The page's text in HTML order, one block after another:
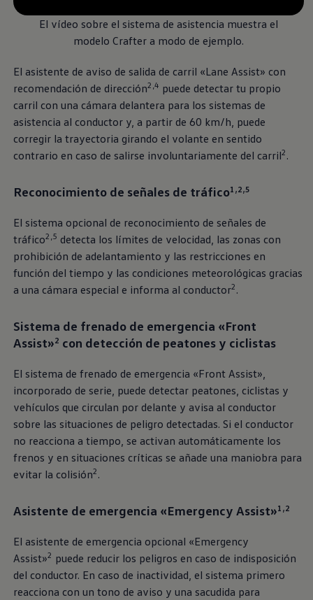
Servicio técnico para eléctricos
Comunicados
Información sobre EA189
Retirada por seguridad de airbags Takata
Alquiler con Rent-a-Car
Accesorios Originales
Comunidad The Originals
Comunidad The Originals
Historias Originales
Concentración FurgoVolkswagen
La historia de las furgos Volkswagen
Remaining time, --
El vídeo sobre el sistema de asistencia muestra el
modelo Crafter a modo de ejemplo.
El asistente de aviso de salida de carril «Lane Assist» con
recomendación de dirección2,4 puede detectar tu propio
carril con una cámara delantera para los sistemas de
asistencia al conductor y, a partir de 60 km/h, puede
corregir la trayectoria girando el volante en sentido
contrario en caso de salirse involuntariamente del carril2 .
Reconocimiento de señales de tráfico1,2,5
El sistema opcional de reconocimiento de señales de
tráfico2,5 detecta los límites de velocidad, las zonas con
prohibición de adelantamiento y las restricciones en
función del tiempo y las condiciones meteorológicas gracias
a una cámara especial e informa al conductor2 .
Sistema de frenado de emergencia «Front
Assist»2 con detección de peatones y ciclistas
El sistema de frenado de emergencia «Front Assist»,
incorporado de serie, puede detectar peatones, ciclistas y
vehículos que circulan por delante y avisa al conductor
sobre las situaciones de peligro detectadas. Si el conductor
no reacciona a tiempo, se activan automáticamente los
frenos y en situaciones críticas se añade una maniobra para
evitar la colisión2 .
Asistente de emergencia «Emergency Assist»1,2
El asistente de emergencia opcional «Emergency
Assist»2 puede reducir los peligros en caso de indisposición
del conductor. En caso de inactividad, el sistema primero
reacciona con un tono de aviso y una sacudida para